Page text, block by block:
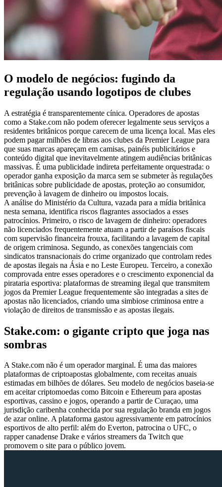
O modelo de negócios: fugindo da
regulação usando logotipos de clubes
A estratégia é transparentemente cínica. Operadores de apostas
como a Stake.com não podem oferecer legalmente seus serviços a
residentes britânicos porque carecem de uma licença local. Mas eles
podem pagar milhões de libras aos clubes da Premier League para
que suas marcas apareçam em camisas, painéis publicitários e
conteúdo digital que inevitavelmente atingem audiências britânicas
massivas. É uma publicidade indireta perfeitamente orquestrada: o
operador ganha exposição da marca sem se submeter às regulações
britânicas sobre publicidade de apostas, proteção ao consumidor,
prevenção à lavagem de dinheiro ou impostos locais.
A análise do Ministério da Cultura, vazada para a mídia britânica
nesta semana, identifica riscos flagrantes associados a esses
patrocínios. Primeiro, o risco de lavagem de dinheiro: operadores
não licenciados frequentemente atuam a partir de paraísos fiscais
com supervisão financeira frouxa, facilitando a lavagem de capital
de origem criminosa. Segundo, as conexões tangenciais com
sindicatos transnacionais do crime organizado que controlam redes
de apostas ilegais na Ásia e no Leste Europeu. Terceiro, a conexão
comprovada entre esses operadores e o crescimento exponencial da
pirataria esportiva: plataformas de streaming ilegal que transmitem
jogos da Premier League frequentemente são integradas a sites de
apostas não licenciados, criando uma simbiose criminosa entre a
violação de direitos de transmissão e as apostas ilegais.
Stake.com: o gigante cripto que joga nas
sombras
A Stake.com não é um operador marginal. É uma das maiores
plataformas de criptoapostas globalmente, com receitas anuais
estimadas em bilhões de dólares. Seu modelo de negócios baseia-se
em aceitar criptomoedas como Bitcoin e Ethereum para apostas
esportivas, cassino e jogos, operando a partir de Curaçao, uma
jurisdição caribenha conhecida por sua regulação branda em jogos
de azar online. A plataforma gastou agressivamente em patrocínios
esportivos de alto perfil: além do Everton, patrocina o UFC, o
rapper canadense Drake e vários streamers da Twitch que
promovem o site para o público jovem.